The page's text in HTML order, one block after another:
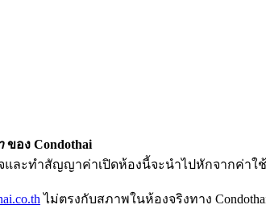
ของ Condothai
ละทำสัญญาค่าเปิดห้องนี้จะนำไปหักจากค่าใช้
ไม่ตรงกับสภาพในห้องจริงทาง